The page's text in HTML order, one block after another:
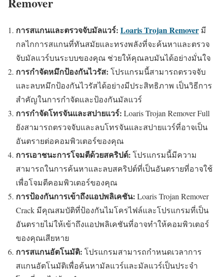
การสแกนและตรวจจับมัลแวร์: Loaris Trojan Remover มี
กลไกการสแกนที่ทันสมัยและทรงพลังที่จะค้นหาและตรวจ
จับมัลแวร์บนระบบของคุณ ช่วยให้คุณลบมันได้อย่างมั่นใจ
การกำจัดหมึกป้องกันไวรัส: โปรแกรมนี้สามารถตรวจจับ
และลบหมึกป้องกันไวรัสได้อย่างมีประสิทธิภาพ เป็นวิธีการ
สำคัญในการกำจัดและป้องกันมัลแวร์
การกำจัดโทรจันและสปายแวร์: Loaris Trojan Remover Full
ยังสามารถตรวจจับและลบโทรจันและสปายแวร์ที่อาจเป็น
อันตรายต่อคอมพิวเตอร์ของคุณ
การเอาชนะการโจมตีด้วยสคริปต์: โปรแกรมนี้มีความ
สามารถในการค้นหาและลบสคริปต์ที่เป็นอันตรายที่อาจใช้
เพื่อโจมตีคอมพิวเตอร์ของคุณ
การป้องกันการเข้าถึงแอปพลิเคชัน: Loaris Trojan Remover
Crack มีคุณสมบัติที่ป้องกันไมโครไฟล์และโปรแกรมที่เป็น
อันตรายไม่ให้เข้าถึงแอปพลิเคชันที่อาจทำให้คอมพิวเตอร์
ของคุณเสียหาย
การสแกนอัตโนมัติ: โปรแกรมสามารถกำหนดเวลาการ
สแกนอัตโนมัติเพื่อค้นหามัลแวร์และมัลแวร์เป็นประจำ